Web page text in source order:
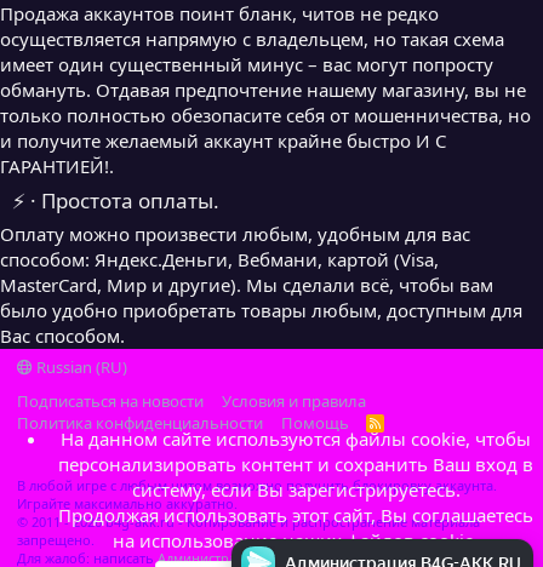
Продажа аккаунтов поинт бланк, читов не редко
осуществляется напрямую с владельцем, но такая схема
имеет один существенный минус – вас могут попросту
обмануть. Отдавая предпочтение нашему магазину, вы не
только полностью обезопасите себя от мошенничества, но
и получите желаемый аккаунт крайне быстро И С
ГАРАНТИЕЙ!.
⚡ · Простота оплаты.
Оплату можно произвести любым, удобным для вас
способом: Яндекс.Деньги, Вебмани, картой (Visa,
MasterCard, Мир и другие). Мы сделали всё, чтобы вам
было удобно приобретать товары любым, доступным для
Вас способом.
Russian (RU)
Подписаться на новости
Условия и правила
Политика конфиденциальности
Помощь
R
S
В любой игре с любым читом возможно получить блокировку аккаунта.
Играйте максимально аккуратно.
© 2011 - 2026 b4g-akk.ru - Копирование и распространение материала
запрещено.
Для жалоб: написатьАдминистратор
На данном сайте используются файлы cookie, чтобы
персонализировать контент и сохранить Ваш вход в
систему, если Вы зарегистрируетесь.
Продолжая использовать этот сайт, Вы соглашаетесь
на использование наших файлов cookie.